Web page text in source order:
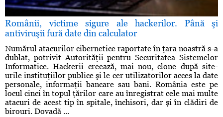
Românii, victime sigure ale hackerilor. Până şi
antiviruşii fură date din calculator
Numărul atacurilor cibernetice raportate în ţara noastră s-a
dublat, potrivit Autorităţii pentru Securitatea Sistemelor
Informatice. Hackerii creează, mai nou, clone după site-
urile instituţiilor publice şi le cer utilizatorilor acces la date
personale, informaţii bancare sau bani. România este pe
locul cinci în topul ţărilor care au înregistrat cele mai multe
atacuri de acest tip în spitale, închisori, dar şi în clădiri de
birouri. Dovadă ...